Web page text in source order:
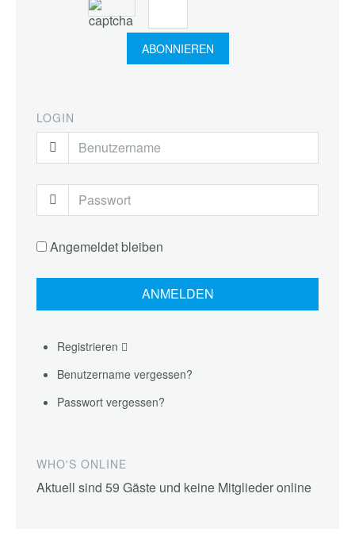
LOGIN
Angemeldet bleiben
Registrieren
Benutzername vergessen?
Passwort vergessen?
WHO'S ONLINE
Aktuell sind 59 Gäste und keine Mitglieder online